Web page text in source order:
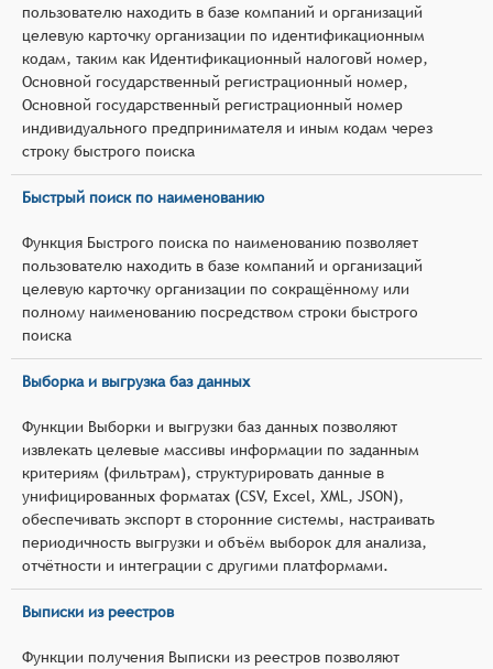
пользователю находить в базе компаний и организаций
целевую карточку организации по идентификационным
кодам, таким как Идентификационный налоговй номер,
Основной государственный регистрационный номер,
Основной государственный регистрационный номер
индивидуального предпринимателя и иным кодам через
строку быстрого поиска
Быстрый поиск по наименованию
Функция Быстрого поиска по наименованию позволяет
пользователю находить в базе компаний и организаций
целевую карточку организации по сокращённому или
полному наименованию посредством строки быстрого
поиска
Выборка и выгрузка баз данных
Функции Выборки и выгрузки баз данных позволяют
извлекать целевые массивы информации по заданным
критериям (фильтрам), структурировать данные в
унифицированных форматах (CSV, Excel, XML, JSON),
обеспечивать экспорт в сторонние системы, настраивать
периодичность выгрузки и объём выборок для анализа,
отчётности и интеграции с другими платформами.
Выписки из реестров
Функции получения Выписки из реестров позволяют